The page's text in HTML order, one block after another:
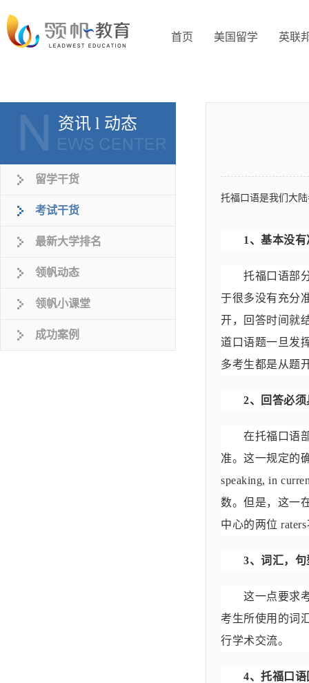
首页 美国留学 英联
资讯 l 动态
留学干货
考试干货
最新大学排名
领帆动态
领帆小课堂
成功案例
托福口语是我们大
1、基本没有
托福口语部分
于很多没有充分
开，回答时间就
道口语题一旦发
多考生都是从题
2、回答必须
在托福口语部
准。这一规定的
speaking, in
数。但是，这一
中心的两位
3、词汇，句
这一点要求考
考生所使用的词
行学术交流。
4、托福口语